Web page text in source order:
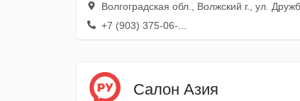
Волгоградская обл., Волжский г., ул. Дружбы, 39а
+7 (903) 375-06-...
Салон Азия